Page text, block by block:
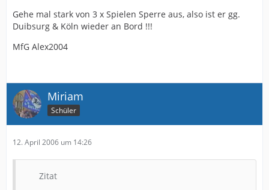
Gehe mal stark von 3 x Spielen Sperre aus, also ist er gg.
Duibsurg & Köln wieder an Bord !!!
MfG Alex2004
Miriam
Schüler
12. April 2006 um 14:26
Zitat